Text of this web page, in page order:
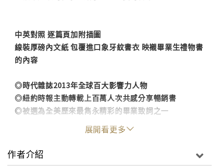
中英對照 逐篇頁加附插圖
線裝厚磅內文紙 包覆進口象牙紋書衣 映襯畢業生禮物書
的內容
◎時代雜誌2013年全球百大影響力人物
◎紐約時報主動轉載上百萬人次共感分享暢銷書
◎被選為全美歷來最雋永精彩的畢業致詞之一
當畢業生要踏入社會開始工作之際，那麼多重要待作的
展開看更多
作者介紹